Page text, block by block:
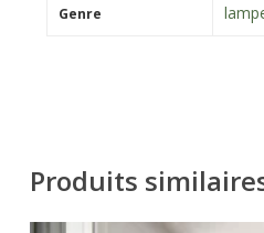
Genre
Produits